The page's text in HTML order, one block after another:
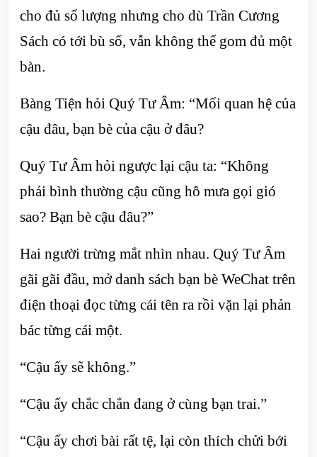
cho đủ số lượng nhưng cho dù Trần Cương
Sách có tới bù số, vẫn không thể gom đủ một
bàn.
Bàng Tiện hỏi Quý Tư Âm: “Mối quan hệ của
cậu đâu, bạn bè của cậu ở đâu?
Quý Tư Âm hỏi ngược lại cậu ta: “Không
phải bình thường cậu cũng hô mưa gọi gió
sao? Bạn bè cậu đâu?”
Hai người trừng mắt nhìn nhau. Quý Tư Âm
gãi gãi đầu, mở danh sách bạn bè WeChat trên
điện thoại đọc từng cái tên ra rồi vặn lại phản
bác từng cái một.
“Cậu ấy sẽ không.”
“Cậu ấy chắc chắn đang ở cùng bạn trai.”
“Cậu ấy chơi bài rất tệ, lại còn thích chửi bới